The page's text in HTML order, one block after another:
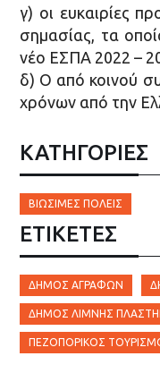
γ) οι ευκαιρίες
σημασίας, τα
νέο ΕΣΠΑ 2022 –
δ) Ο από κοινού
χρόνων από την
ΚΑΤΗΓΟΡΙΕΣ
ΒΙΏΣΙΜΕΣ ΠΌΛΕΙΣ
ΕΤΙΚΈΤΕΣ
ΔΉΜΟΣ ΑΓΡΆΦΩΝ
ΔΉΜΟΣ ΛΊΜΝΗΣ
ΠΕΖΟΠΟΡΙΚΌΣ